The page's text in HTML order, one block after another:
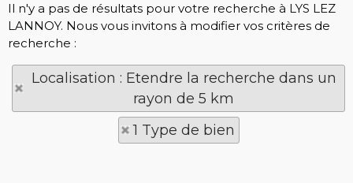
Il n'y a pas de résultats pour votre recherche à LYS LEZ
LANNOY. Nous vous invitons à modifier vos critères de
recherche :
Localisation : Etendre la recherche dans un
rayon de 5 km
1 Type de bien